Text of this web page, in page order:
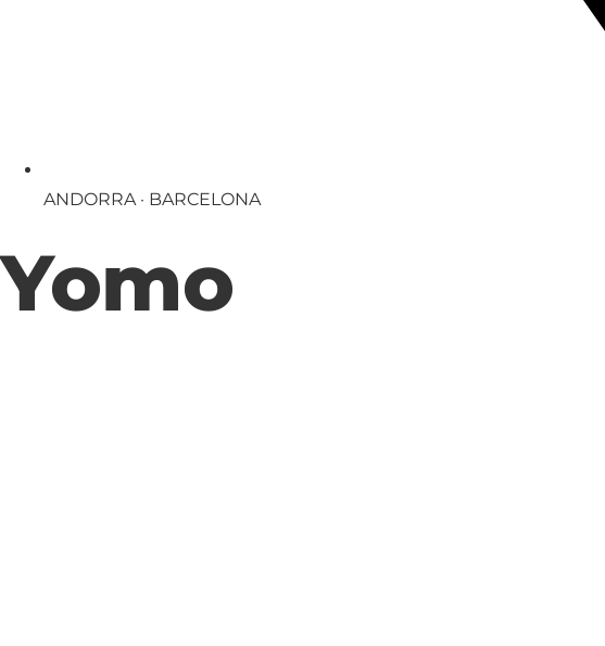
ANDORRA · BARCELONA
Yomo